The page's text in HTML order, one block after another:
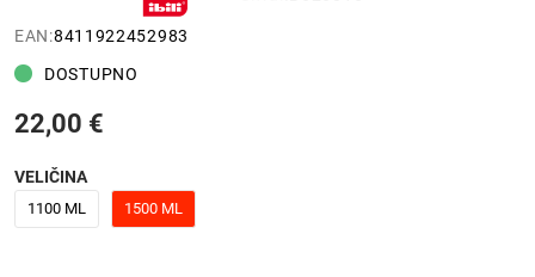
EAN:8411922452983
DOSTUPNO
22,00 €
VELIČINA
1100 ML 1500 ML